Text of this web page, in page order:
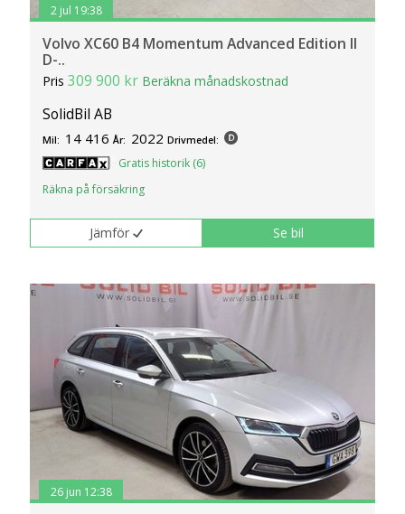
2 jul 19:38
Volvo XC60 B4 Momentum Advanced Edition II
D-..
Pris309 900 kr Beräkna månadskostnad
SolidBil AB
Mil: 14 416 År: 2022 Drivmedel:
Gratis historik (6)
Räkna på försäkring
Jämför Se bil
26 jun 12:38